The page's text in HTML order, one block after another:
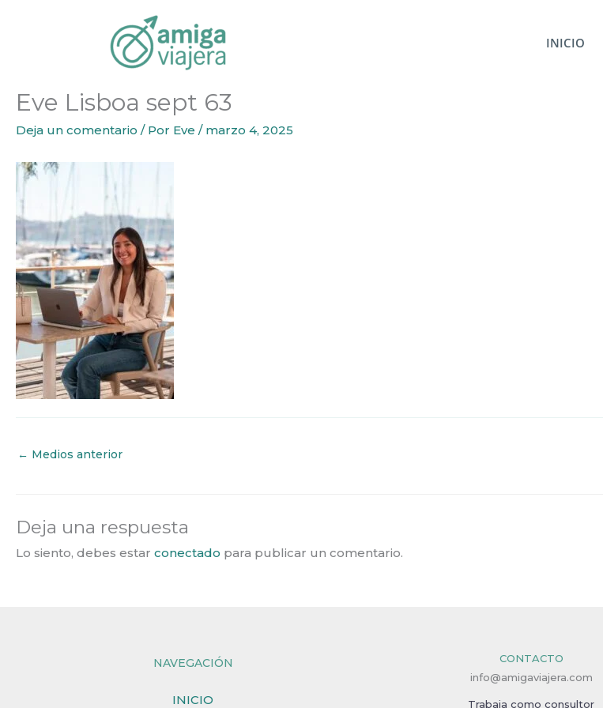
INICIO
Eve Lisboa sept 63
Deja un comentario / Por Eve / marzo 4, 2025
← Medios anterior
Deja una respuesta
Lo siento, debes estar conectado para publicar un comentario.
NAVEGACIÓN
INICIO
CONTACTO
info@amigaviajera.com
Trabaja como consultor